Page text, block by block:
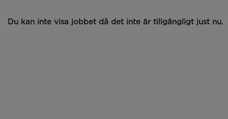
Du kan inte visa jobbet då det inte är tillgängligt just nu.